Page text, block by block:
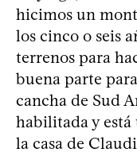
hicimos un
los cinco o seis
terrenos para
buena parte
cancha de Sud
habilitada y está
la casa de